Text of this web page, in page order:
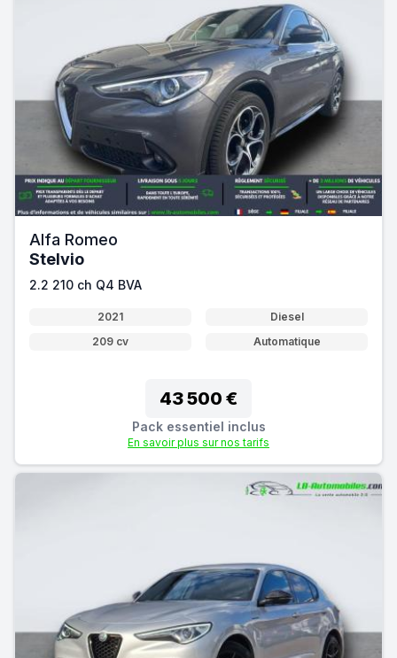
Alfa Romeo
Stelvio
2.2 210 ch Q4 BVA
2021
Diesel
209 cv
Automatique
43 500 €
Pack essentiel inclus
En savoir plus sur nos tarifs